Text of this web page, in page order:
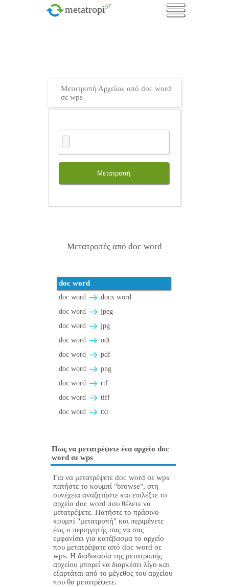
metatropi.gr
Μετατροπή Αρχείων από doc word
σε wps
Μετατροπή
Μετατροπές από doc word
doc word
doc word
docx word
doc word
jpeg
doc word
jpg
doc word
odt
doc word
pdf
doc word
png
doc word
rtf
doc word
tiff
doc word
txt
Πως να μετατρέψετε ένα αρχείο doc
word σε wps
Για να μετατρέψετε doc word σε wps
πατήστε το κουμπί "browse", στη
συνέχεια αναζητήστε και επιλέξτε το
αρχείο doc word που θέλετε να
μετατρέψετε. Πατήστε το πράσινο
κουμπί "μετατροπή" και περιμένετε
έως ο περιηγητής σας να σας
εμφανίσει για κατέβασμα το αρχείο
που μετατρέψατε από doc word σε
wps. Η διαδικασία της μετατροπής
αρχείου μπορεί να διαρκέσει λίγο και
εξαρτάται από το μέγεθος του αρχείου
που θα μετατρέψετε.